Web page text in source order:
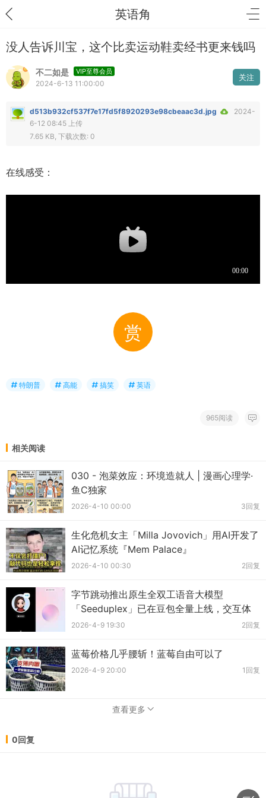
英语角
没人告诉川宝，这个比卖运动鞋卖经书更来钱吗
不二如是 VIP至尊会员
2024-6-13 11:00:00
关注
d513b932cf537f7e17fd5f8920293e98cbeaac3d.jpg
2024-
6-12 08:45 上传
7.65 KB, 下载次数: 0
在线感受：
赏
特朗普 高能 搞笑 英语
965阅读
相关阅读
030 - 泡菜效应：环境造就人 | 漫画心理学·
鱼C独家
2026-4-10 00:00 3回复
生化危机女主「Milla Jovovich」用AI开发了
AI记忆系统『Mem Palace』
2026-4-10 00:30 2回复
字节跳动推出原生全双工语音大模型
「Seeduplex」已在豆包全量上线，交互体
验的自然...
2026-4-9 19:30 2回复
蓝莓价格几乎腰斩！蓝莓自由可以了
2026-4-9 20:00 1回复
查看更多
0回复